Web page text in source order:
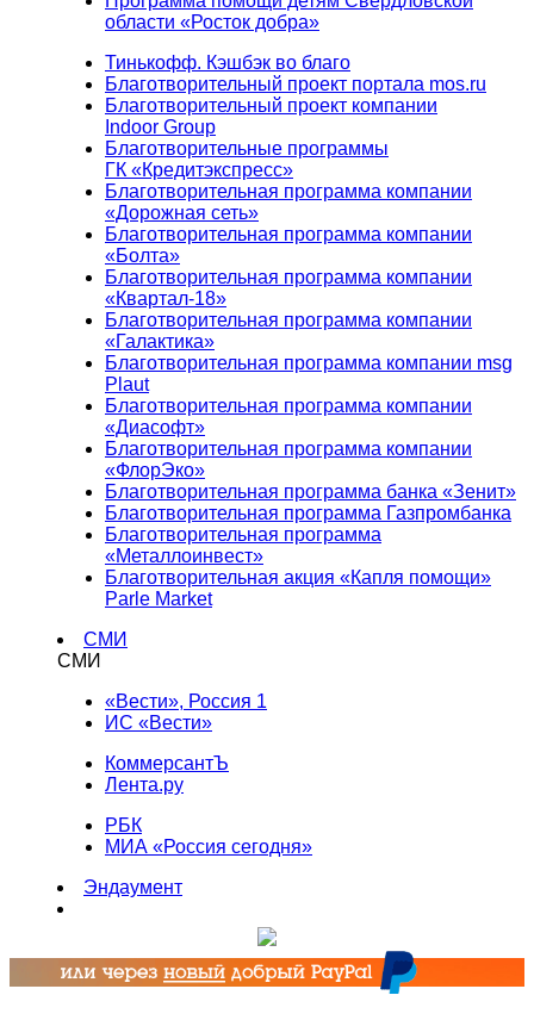
области «Росток добра»
Тинькофф. Кэшбэк во благо
Благотворительный проект портала mos.ru
Благотворительный проект компании
Indoor Group
Благотворительные программы
ГК «Кредитэкспресс»
Благотворительная программа компании
«Дорожная сеть»
Благотворительная программа компании
«Болта»
Благотворительная программа компании
«Квартал-18»
Благотворительная программа компании
«Галактика»
Благотворительная программа компании msg
Plaut
Благотворительная программа компании
«Диасофт»
Благотворительная программа компании
«ФлорЭко»
Благотворительная программа банка «Зенит»
Благотворительная программа Газпромбанка
Благотворительная программа
«Металлоинвест»
Благотворительная акция «Капля помощи»
Parle Market
СМИ
СМИ
«Вести», Россия 1
ИС «Вести»
КоммерсантЪ
Лента.ру
РБК
МИА «Россия сегодня»
Эндаумент